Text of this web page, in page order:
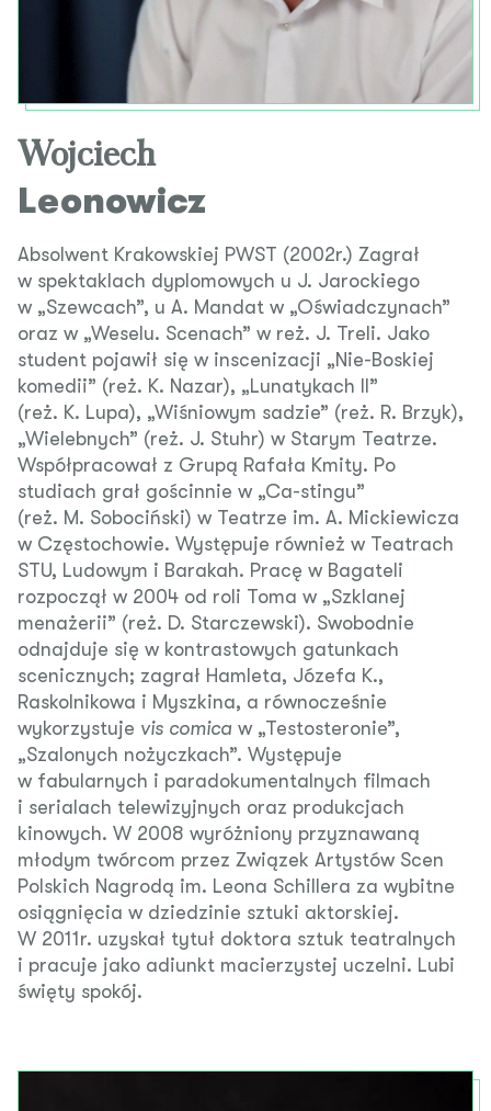
Wojciech
Leonowicz
Absolwent Krakowskiej PWST (2002r.) Zagrał
w spektaklach dyplomowych u J. Jarockiego
w „Szewcach”, u A. Mandat w „Oświadczynach”
oraz w „Weselu. Scenach” w reż. J. Treli. Jako
student pojawił się w inscenizacji „Nie-Boskiej
komedii” (reż. K. Nazar), „Lunatykach II”
(reż. K. Lupa), „Wiśniowym sadzie” (reż. R. Brzyk),
„Wielebnych” (reż. J. Stuhr) w Starym Teatrze.
Współpracował z Grupą Rafała Kmity. Po
studiach grał gościnnie w „Ca-stingu”
(reż. M. Sobociński) w Teatrze im. A. Mickiewicza
w Częstochowie. Występuje również w Teatrach
STU, Ludowym i Barakah. Pracę w Bagateli
rozpoczął w 2004 od roli Toma w „Szklanej
menażerii” (reż. D. Starczewski). Swobodnie
odnajduje się w kontrastowych gatunkach
scenicznych; zagrał Hamleta, Józefa K.,
Raskolnikowa i Myszkina, a równocześnie
wykorzystuje vis comica w „Testosteronie”,
„Szalonych nożyczkach”. Występuje
w fabularnych i paradokumentalnych filmach
i serialach telewizyjnych oraz produkcjach
kinowych. W 2008 wyróżniony przyznawaną
młodym twórcom przez Związek Artystów Scen
Polskich Nagrodą im. Leona Schillera za wybitne
osiągnięcia w dziedzinie sztuki aktorskiej.
W 2011r. uzyskał tytuł doktora sztuk teatralnych
i pracuje jako adiunkt macierzystej uczelni. Lubi
święty spokój.